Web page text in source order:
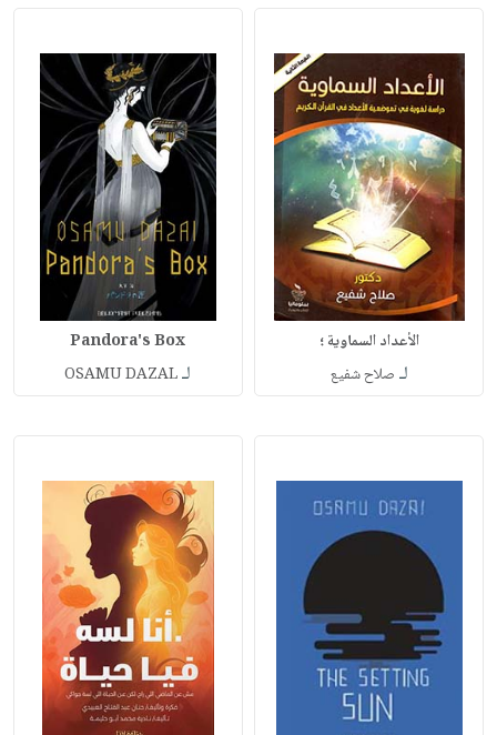
الأعداد السماوية ؛
لـ صلاح شفيع
Pandora's Box
لـOSAMU DAZAL